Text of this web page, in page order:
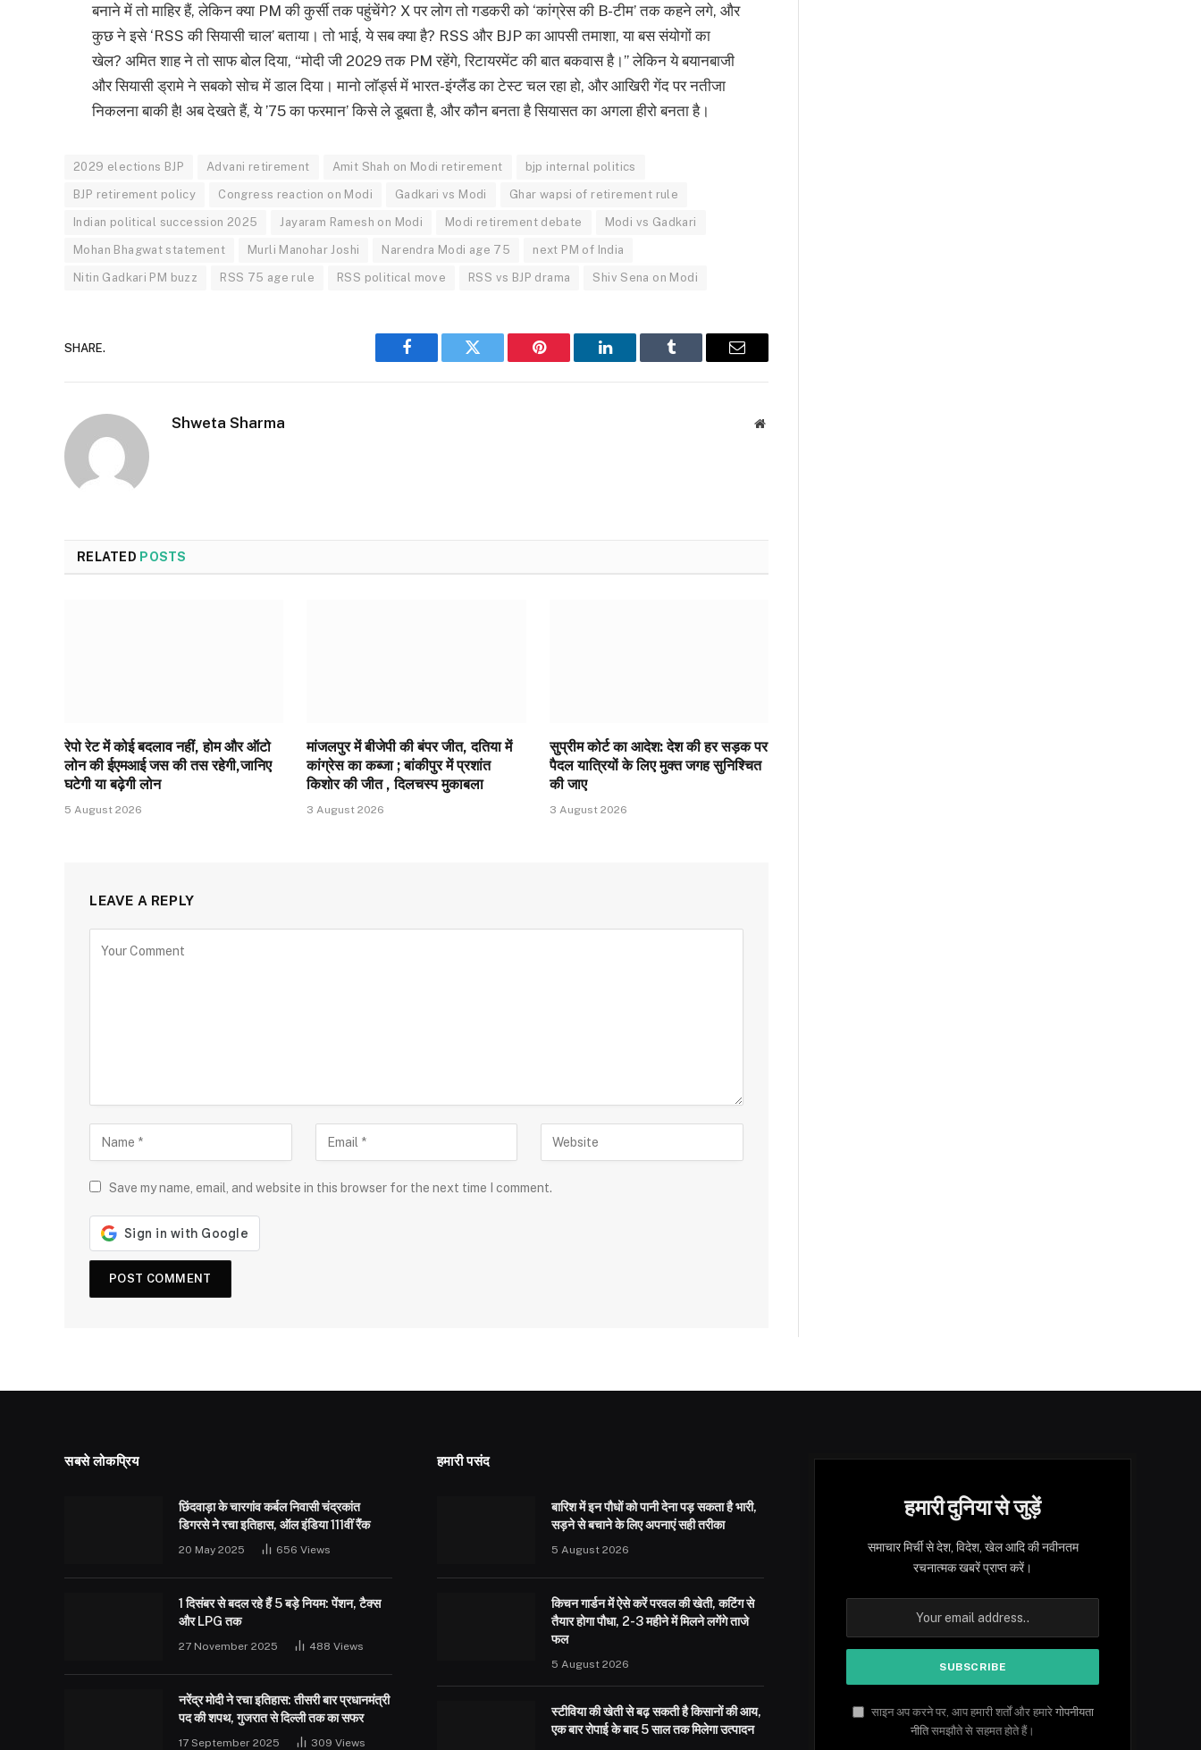
बनाने में तो माहिर हैं, लेकिन क्या PM की कुर्सी तक पहुंचेंगे? X पर लोग तो गडकरी को ‘कांग्रेस की B-टीम’ तक कहने लगे, और
कुछ ने इसे ‘RSS की सियासी चाल’ बताया। तो भाई, ये सब क्या है? RSS और BJP का आपसी तमाशा, या बस संयोगों का
खेल? अमित शाह ने तो साफ बोल दिया, “मोदी जी 2029 तक PM रहेंगे, रिटायरमेंट की बात बकवास है।” लेकिन ये बयानबाजी
और सियासी ड्रामे ने सबको सोच में डाल दिया। मानो लॉर्ड्स में भारत-इंग्लैंड का टेस्ट चल रहा हो, और आखिरी गेंद पर नतीजा
निकलना बाकी है! अब देखते हैं, ये ’75 का फरमान’ किसे ले डूबता है, और कौन बनता है सियासत का अगला हीरो बनता है।
2029 elections BJP Advani retirement Amit Shah on Modi retirement bjp internal politics
BJP retirement policy Congress reaction on Modi Gadkari vs Modi Ghar wapsi of retirement rule
Indian political succession 2025 Jayaram Ramesh on Modi Modi retirement debate Modi vs Gadkari
Mohan Bhagwat statement Murli Manohar Joshi Narendra Modi age 75 next PM of India
Nitin Gadkari PM buzz RSS 75 age rule RSS political move RSS vs BJP drama Shiv Sena on Modi
SHARE.
Facebook Twitter Pinterest LinkedIn Tumblr Email
Shweta Sharma Website
RELATED POSTS
रेपो रेट में कोई बदलाव नहीं, होम और ऑटो
लोन की ईएमआई जस की तस रहेगी,जानिए
घटेगी या बढ़ेगी लोन
5 August 2026
मांजलपुर में बीजेपी की बंपर जीत, दतिया में
कांग्रेस का कब्जा ; बांकीपुर में प्रशांत
किशोर की जीत , दिलचस्प मुकाबला
3 August 2026
सुप्रीम कोर्ट का आदेश: देश की हर सड़क पर
पैदल यात्रियों के लिए मुक्त जगह सुनिश्चित
की जाए
3 August 2026
LEAVE A REPLY
Save my name, email, and website in this browser for the next time I comment.
सबसे लोकप्रिय
छिंदवाड़ा के चारगांव कर्बल निवासी चंद्रकांत
डिगरसे ने रचा इतिहास, ऑल इंडिया 111वीं रैंक
20 May 2025 656 Views
1 दिसंबर से बदल रहे हैं 5 बड़े नियम: पेंशन, टैक्स
और LPG तक
27 November 2025 488 Views
नरेंद्र मोदी ने रचा इतिहास: तीसरी बार प्रधानमंत्री
पद की शपथ, गुजरात से दिल्ली तक का सफर
17 September 2025 309 Views
हमारी पसंद
बारिश में इन पौधों को पानी देना पड़ सकता है भारी,
सड़ने से बचाने के लिए अपनाएं सही तरीका
5 August 2026
किचन गार्डन में ऐसे करें परवल की खेती, कटिंग से
तैयार होगा पौधा, 2-3 महीने में मिलने लगेंगे ताजे
फल
5 August 2026
स्टीविया की खेती से बढ़ सकती है किसानों की आय,
एक बार रोपाई के बाद 5 साल तक मिलेगा उत्पादन
हमारी दुनिया से जुड़ें
समाचार मिर्ची से देश, विदेश, खेल आदि की नवीनतम
रचनात्मक खबरें प्राप्त करें।
साइन अप करने पर, आप हमारी शर्तों और हमारे गोपनीयता
नीतिसमझौते से सहमत होते हैं।